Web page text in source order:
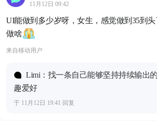
11月12日 09:42
UI能做到多少岁呀，女生，感觉做到35到
做啥
来自移动用户
Limi：找一条自己能够坚持持续输出
趣爱好
于 11月12日 19:41 回复